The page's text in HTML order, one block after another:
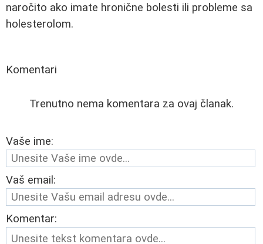
naročito ako imate hronične bolesti ili probleme sa
holesterolom.
Komentari
Trenutno nema komentara za ovaj članak.
Vaše ime:
Vaš email:
Komentar: